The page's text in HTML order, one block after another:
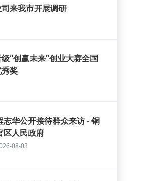
来我市开展调研
“创赢未来”创业大赛全国
奖
志华公开接待群众来访 - 铜
区人民政府
08-03